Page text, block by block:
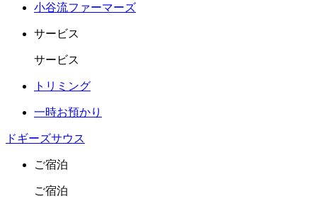
小谷流ファーマーズ
サービス
サービス
トリミング
一時お預かり
ドギーズサウス
ご宿泊
ご宿泊